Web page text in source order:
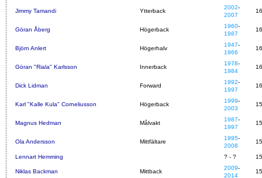
Jimmy Tamandi Ytterback
2002-
2007
Göran Åberg Högerback
1960-
1987
Björn Anlert Högerhalv
1947-
1966
Göran "Riala" Karlsson Innerback
1978-
1984
Dick Lidman Forward
1992-
1997
Karl "Kalle Kula" Corneliusson Högerback
1999-
2003
Magnus Hedman Målvakt
1987-
1997
Ola Andersson Mittfältare
1995-
2008
Lennart Hemming ? - ?
Niklas Backman Mittback
2009-
2014